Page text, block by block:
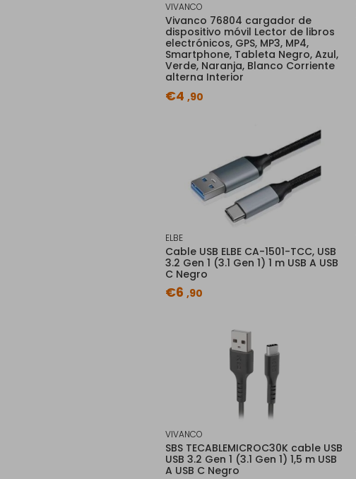
VIVANCO
Vivanco 76804 cargador de
dispositivo móvil Lector de libros
electrónicos, GPS, MP3, MP4,
Smartphone, Tableta Negro, Azul,
Verde, Naranja, Blanco Corriente
alterna Interior
€4 ,90
ELBE
Cable USB ELBE CA-1501-TCC, USB
3.2 Gen 1 (3.1 Gen 1) 1 m USB A USB
C Negro
€6 ,90
VIVANCO
SBS TECABLEMICROC30K cable USB
USB 3.2 Gen 1 (3.1 Gen 1) 1,5 m USB
A USB C Negro